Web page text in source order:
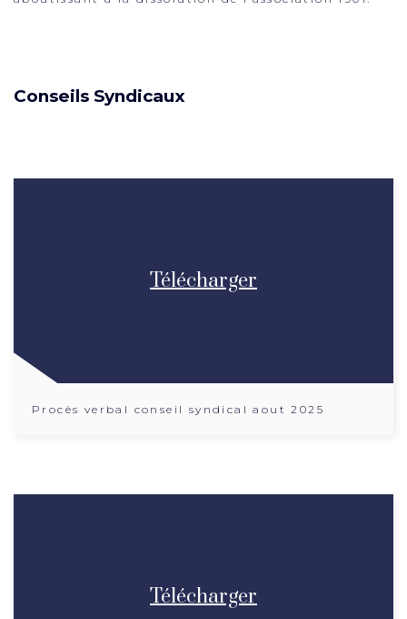
Conseils Syndicaux
Télécharger
Procès verbal conseil syndical aout 2025
Télécharger